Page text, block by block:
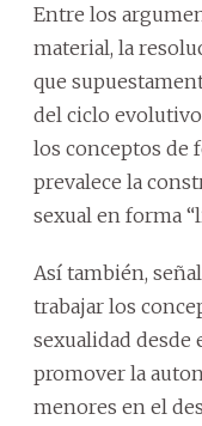
Entre los
material, la
que
del ciclo
los conceptos de
prevalece la
sexual en forma
Así también,
trabajar los
sexualidad desde
promover la
menores en el